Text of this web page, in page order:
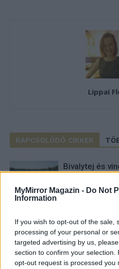
MyMirror Magazin - Do Not
Information
If you wish to opt-out of the sale,
processing of your personal or
targeted advertising by us,
section to confirm your selection.
opt-out request is processed you
Lippai
KAPCSOLÓDÓ CIKKEK
Bivalytej és
Trollok